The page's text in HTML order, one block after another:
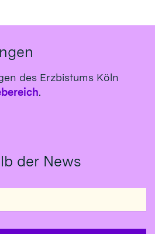
des Erzbistums Köln
.
der News